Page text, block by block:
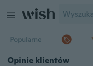
Popularne
Opinie klientów